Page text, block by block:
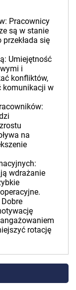
Pracownicy
są w stanie
się
Umiejętność
i
konfliktów,
komunikacji w
na
wdrażanie
rotację